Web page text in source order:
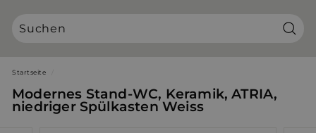
d
r
B
ä
Startseite
Modernes Stand-WC, Keramik, ATRIA,
niedriger Spülkasten Weiss